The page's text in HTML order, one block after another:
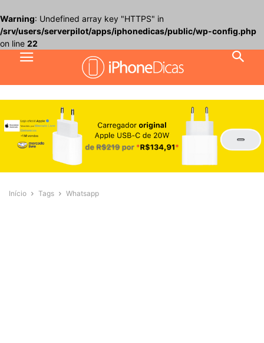
Warning: Undefined array key "HTTPS" in
/srv/users/serverpilot/apps/iphonedicas/public/wp-config.php
on line 22
Início Tags Whatsapp